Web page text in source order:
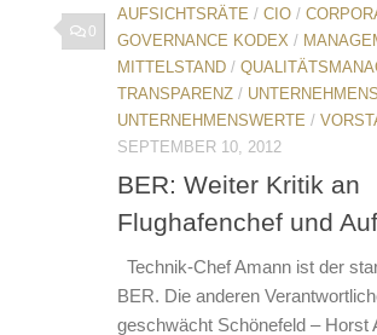
0
AUFSICHTSRÄTE / CIO /
GOVERNANCE KODEX /
MITTELSTAND /
TRANSPARENZ /
UNTERNEHMENSWERTE /
SEPTEMBER 10, 2012
BER: Weiter Kritik an
Flughafenchef und
Technik-Chef Amann ist der
BER. Die anderen
geschwächt Schönefeld – Horst